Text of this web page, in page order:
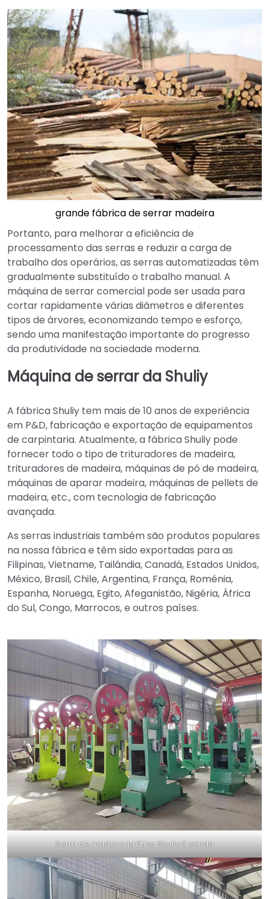
grande fábrica de serrar madeira
Portanto, para melhorar a eficiência de
processamento das serras e reduzir a carga de
trabalho dos operários, as serras automatizadas têm
gradualmente substituído o trabalho manual. A
máquina de serrar comercial pode ser usada para
cortar rapidamente várias diâmetros e diferentes
tipos de árvores, economizando tempo e esforço,
sendo uma manifestação importante do progresso
da produtividade na sociedade moderna.
Máquina de serrar da Shuliy
A fábrica Shuliy tem mais de 10 anos de experiência
em P&D, fabricação e exportação de equipamentos
de carpintaria. Atualmente, a fábrica Shuliy pode
fornecer todo o tipo de trituradores de madeira,
trituradores de madeira, máquinas de pó de madeira,
máquinas de aparar madeira, máquinas de pellets de
madeira, etc., com tecnologia de fabricação
avançada.
As serras industriais também são produtos populares
na nossa fábrica e têm sido exportadas para as
Filipinas, Vietname, Tailândia, Canadá, Estados Unidos,
México, Brasil, Chile, Argentina, França, Roménia,
Espanha, Noruega, Egito, Afeganistão, Nigéria, África
do Sul, Congo, Marrocos, e outros países.
Serra de madeira prática Shuliy à venda